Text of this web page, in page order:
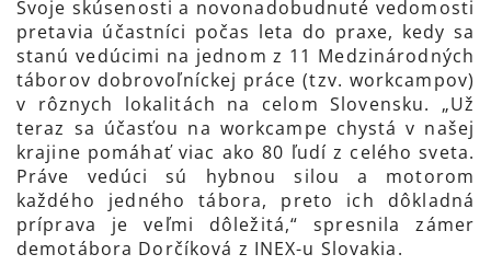
Svoje skúsenosti a novonadobudnuté vedomosti
pretavia účastníci počas leta do praxe, kedy sa
stanú vedúcimi na jednom z 11 Medzinárodných
táborov dobrovoľníckej práce (tzv. workcampov)
v rôznych lokalitách na celom Slovensku. „Už
teraz sa účasťou na workcampe chystá v našej
krajine pomáhať viac ako 80 ľudí z celého sveta.
Práve vedúci sú hybnou silou a motorom
každého jedného tábora, preto ich dôkladná
príprava je veľmi dôležitá,“ spresnila zámer
demotábora Dorčíková z INEX-u Slovakia.